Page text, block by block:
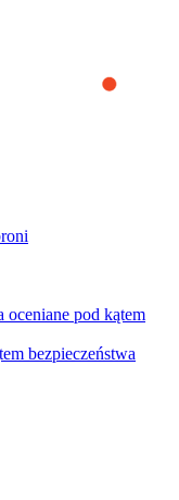
the best experience
you accept
website is used and
or to find out how
oceniane pod kątem
bezpieczeństwa